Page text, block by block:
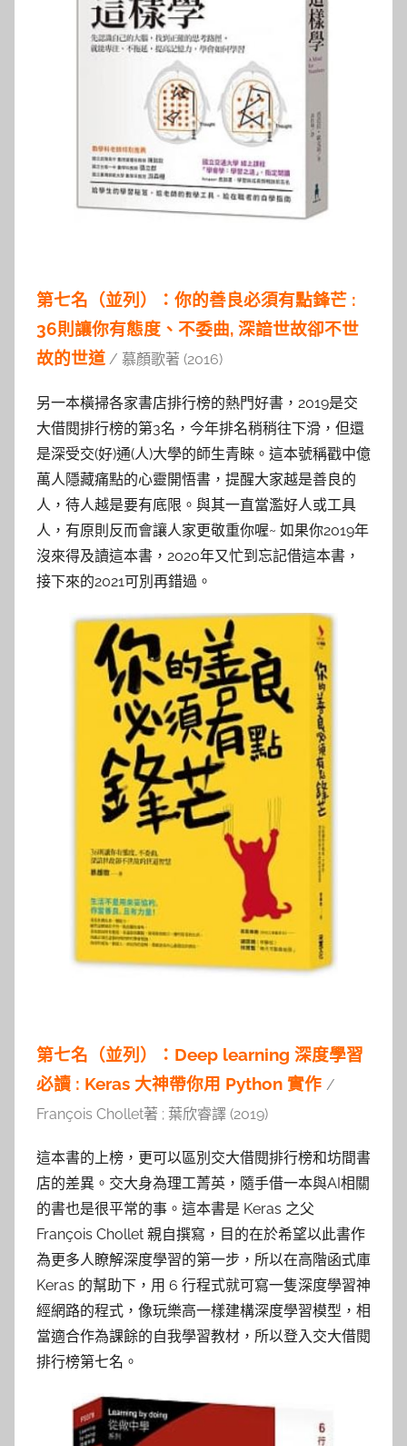
第七名（並列）：你的善良必須有點鋒芒 :
36則讓你有態度、不委曲, 深諳世故卻不世
故的世道 / 慕顏歌著 (2016)
另一本橫掃各家書店排行榜的熱門好書，2019是交
大借閱排行榜的第3名，今年排名稍稍往下滑，但還
是深受交(好)通(人)大學的師生青睞。這本號稱戳中億
萬人隱藏痛點的心靈開悟書，提醒大家越是善良的
人，待人越是要有底限。與其一直當濫好人或工具
人，有原則反而會讓人家更敬重你喔~ 如果你2019年
沒來得及讀這本書，2020年又忙到忘記借這本書，
接下來的2021可別再錯過。
第七名（並列）：Deep learning 深度學習
必讀 : Keras 大神帶你用 Python 實作 /
François Chollet著 ; 葉欣睿譯 (2019)
這本書的上榜，更可以區別交大借閱排行榜和坊間書
店的差異。交大身為理工菁英，隨手借一本與AI相關
的書也是很平常的事。這本書是 Keras 之父
François Chollet 親自撰寫，目的在於希望以此書作
為更多人瞭解深度學習的第一步，所以在高階函式庫
Keras 的幫助下，用 6 行程式就可寫一隻深度學習神
經網路的程式，像玩樂高一樣建構深度學習模型，相
當適合作為課餘的自我學習教材，所以登入交大借閱
排行榜第七名。